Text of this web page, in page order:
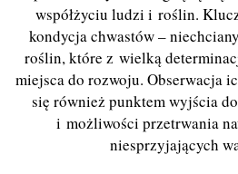
współżyciu ludzi i roślin.
kondycja chwastów –
roślin, które z wielką
miejsca do rozwoju. Obserwacja
się również punktem wyjścia
i możliwości przetrwania
niesprzyjających